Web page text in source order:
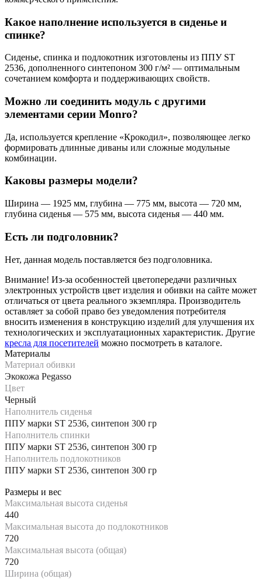
Какое наполнение используется в сиденье и
спинке?
Сиденье, спинка и подлокотник изготовлены из ППУ ST
2536, дополненного синтепоном 300 г/м² — оптимальным
сочетанием комфорта и поддерживающих свойств.
Можно ли соединить модуль с другими
элементами серии Monro?
Да, используется крепление «Крокодил», позволяющее легко
формировать длинные диваны или сложные модульные
комбинации.
Каковы размеры модели?
Ширина — 1925 мм, глубина — 775 мм, высота — 720 мм,
глубина сиденья — 575 мм, высота сиденья — 440 мм.
Есть ли подголовник?
Нет, данная модель поставляется без подголовника.
Внимание! Из-за особенностей цветопередачи различных
электронных устройств цвет изделия и обивки на сайте может
отличаться от цвета реального экземпляра. Производитель
оставляет за собой право без уведомления потребителя
вносить изменения в конструкцию изделий для улучшения их
технологических и эксплуатационных характеристик. Другие
кресла для посетителей можно посмотреть в каталоге.
Материалы
Материал обивки
Экокожа Pegasso
Цвет
Черный
Наполнитель сиденья
ППУ марки ST 2536, синтепон 300 гр
Наполнитель спинки
ППУ марки ST 2536, синтепон 300 гр
Наполнитель подлокотников
ППУ марки ST 2536, синтепон 300 гр
Размеры и вес
Максимальная высота сиденья
440
Максимальная высота до подлокотников
720
Максимальная высота (общая)
720
Ширина (общая)